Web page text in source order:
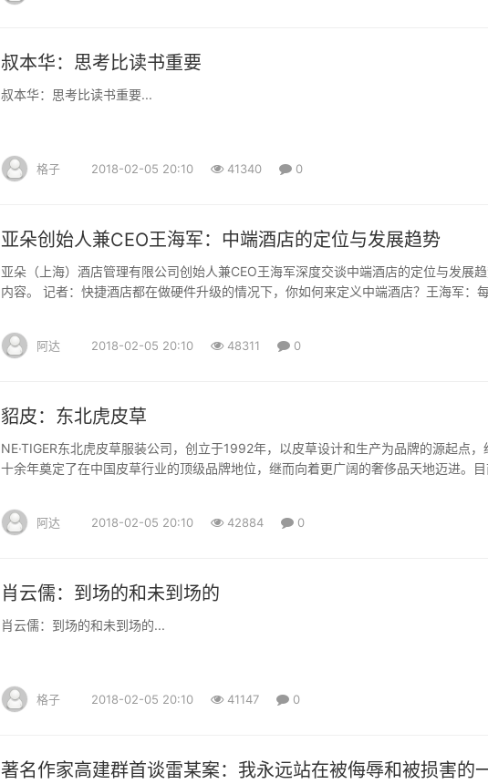
叔本华：思考比读书重要
叔本华：思考比读书重要...
格子 2018-02-05 20:10 41340 0
亚朵创始人兼CEO王海军：中端酒店的定位与发展趋势
亚朵（上海）酒店管理有限公司创始人兼CEO王海军深度交谈中端酒店的定位与发展
内容。 记者：快捷酒店都在做硬件升级的情况下，你如何来定义中端酒店？王海军：
做中端（酒店）。我做快捷酒店是2001年，2012年出来创业，期间已经过了十年了。
得消费者在成长，但是产品真的没有跟上。消费者需要一个符合他的...
阿达 2018-02-05 20:10 48311 0
貂皮：东北虎皮草
NE·TIGER东北虎皮草服装公司，创立于1992年，以皮草设计和生产为品牌的源起点，
十余年奠定了在中国皮草行业的顶级品牌地位，继而向着更广阔的奢侈品天地迈进。目
牌一直以来所秉承的理念：关爱女人的梦想。其时尚创新的风格、奢华高贵的品质一直
中国时装时尚潮流的顶点。1992年，东北虎皮草在多年为国际皮草品...
阿达 2018-02-05 20:10 42884 0
肖云儒：到场的和未到场的
肖云儒：到场的和未到场的...
格子 2018-02-05 20:10 41147 0
著名作家高建群首谈雷某案：我永远站在被侮辱和被损害的